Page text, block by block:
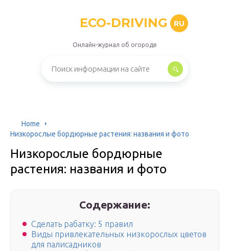
ECO-DRIVING RU
Онлайн-журнал об огороде
Home
Низкорослые бордюрные растения: названия и фото
Низкорослые бордюрные
растения: названия и фото
Содержание:
Сделать рабатку: 5 правил
Виды привлекательных низкорослых цветов
для палисадников